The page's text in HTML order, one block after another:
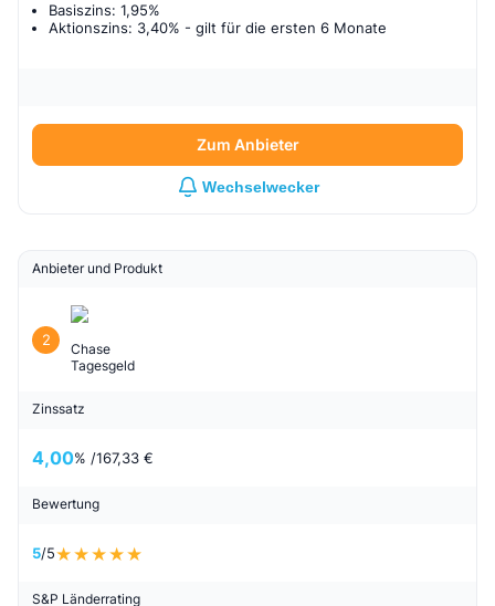
Basiszins: 1,95%
Aktionszins: 3,40% - gilt für die ersten 6 Monate
Zum Anbieter
Wechselwecker
Anbieter und Produkt
2
Chase
Tagesgeld
Zinssatz
4,00% /167,33 €
Bewertung
5/5
S&P Länderrating